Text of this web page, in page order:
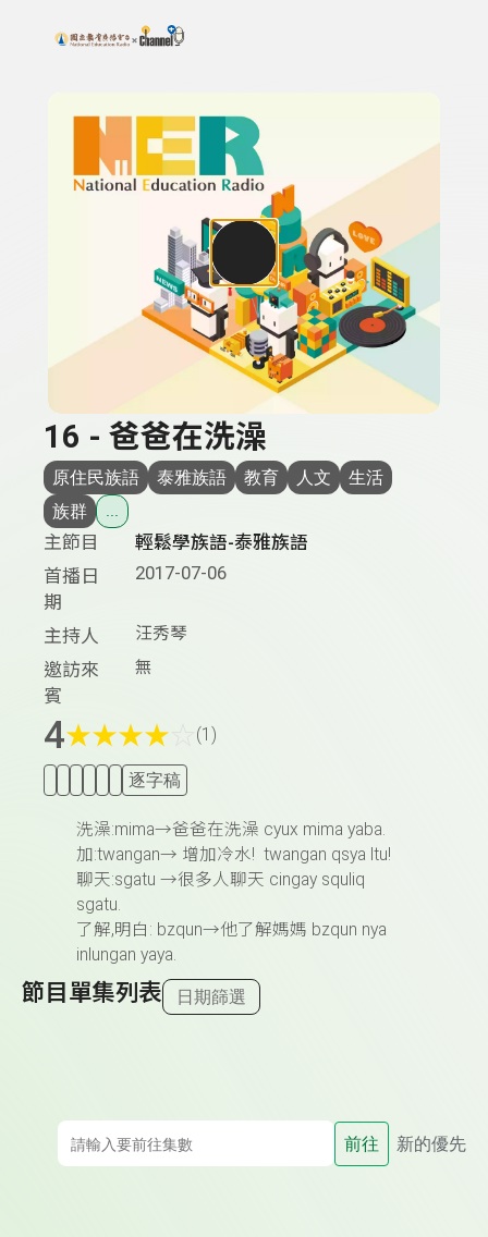
上方功能區塊
搜尋關鍵字：可輸入節目名稱、主持人或關鍵字
16 - 爸爸在洗澡
原住民族語 泰雅族語 教育 人文
生活
族群
主節目
輕鬆學族語-泰雅族語
首播日
期
2017-07-06
主持人 汪秀琴
邀訪來
賓
無
4★★★★ (1)
逐字稿
洗澡:mima→爸爸在洗澡 cyux mima yaba.
加:twangan→ 增加冷水! twangan qsya ltu!
聊天:sgatu →很多人聊天 cingay squliq
sgatu.
了解,明白 : bzqun→他了解媽媽 bzqun nya
inlungan yaya.
節目單集列表 日期篩選
前往 新的優先